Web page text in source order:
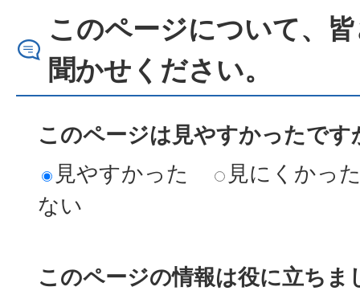
このページについて、
聞かせください。
このページは見やすかったです
見やすかった
見にくかっ
ない
このページの情報は役に立ちま